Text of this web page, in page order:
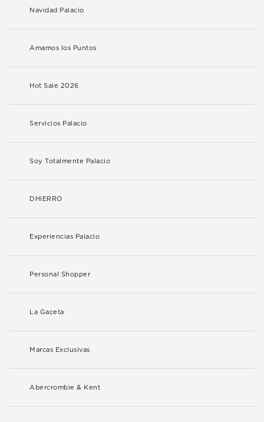
Navidad Palacio
Amamos los Puntos
Hot Sale 2026
Servicios Palacio
Soy Totalmente Palacio
DHIERRO
Experiencias Palacio
Personal Shopper
La Gaceta
Marcas Exclusivas
Abercrombie & Kent